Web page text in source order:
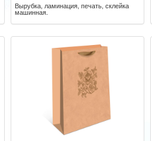
Вырубка, ламинация, печать, склейка
машинная.